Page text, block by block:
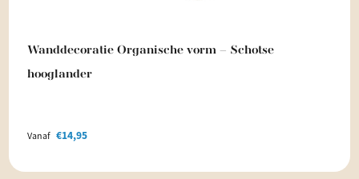
Wanddecoratie Organische vorm – Schotse
hooglander
Vanaf €14,95